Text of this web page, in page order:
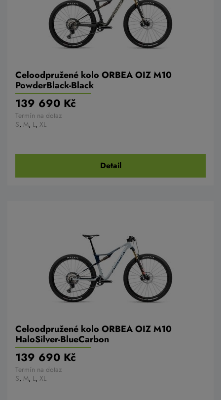
Celoodpružené kolo ORBEA OIZ M10
PowderBlack-Black
139 690 Kč
Termín na dotaz
S, M, L, XL
Detail
Celoodpružené kolo ORBEA OIZ M10
HaloSilver-BlueCarbon
139 690 Kč
Termín na dotaz
S, M, L, XL